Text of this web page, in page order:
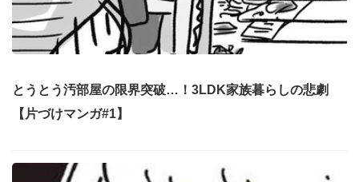
とうとう汚部屋の限界突破…！3LDK家族暮らしの悲劇
【片づけマンガ#1】